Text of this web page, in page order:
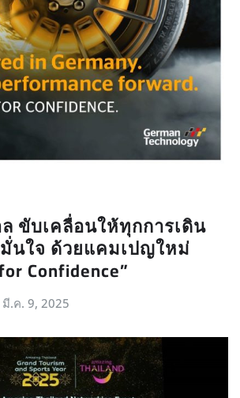
ขับเคลื่อนให้ทุกการเดิน
นใจ ด้วยแคมเปญใหม่
Confidence”
มี.ค. 9, 2025